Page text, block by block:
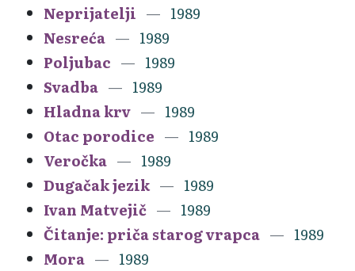
Neprijatelji
1989
Nesreća
1989
Poljubac
1989
Svadba
1989
Hladna krv
1989
Otac porodice
1989
Veročka
1989
Dugačak jezik
1989
Ivan Matvejič
1989
Čitanje: priča starog vrapca
1989
Mora
1989